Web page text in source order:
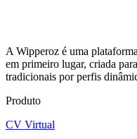
A Wipperoz é uma
em primeiro lugar, criada
tradicionais por perfis
Produto
CV Virtual